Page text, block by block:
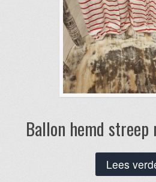
Ballon hemd streep
Lees